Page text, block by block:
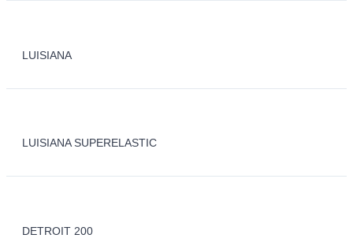
LUISIANA
LUISIANA SUPERELASTIC
DETROIT 200